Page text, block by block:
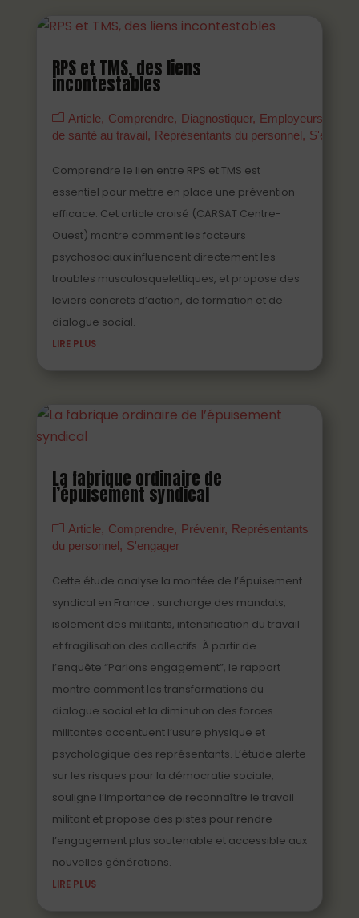
RPS et TMS, des liens
incontestables
Article Comprendre Diagnostiquer Employeurs
de santé au travail
Représentants du personnel
Comprendre le lien entre RPS et TMS est
essentiel pour mettre en place une prévention
efficace. Cet article croisé (CARSAT Centre-
Ouest) montre comment les facteurs
psychosociaux influencent directement les
troubles musculosquelettiques, et propose des
leviers concrets d’action, de formation et de
dialogue social.
LIRE PLUS
La fabrique ordinaire de
l’épuisement syndical
Article Comprendre Prévenir
Représentants
du personnel
S'engager
Cette étude analyse la montée de l’épuisement
syndical en France : surcharge des mandats,
isolement des militants, intensification du travail
et fragilisation des collectifs. À partir de
l’enquête “Parlons engagement”, le rapport
montre comment les transformations du
dialogue social et la diminution des forces
militantes accentuent l’usure physique et
psychologique des représentants. L’étude alerte
sur les risques pour la démocratie sociale,
souligne l’importance de reconnaître le travail
militant et propose des pistes pour rendre
l’engagement plus soutenable et accessible aux
nouvelles générations.
LIRE PLUS